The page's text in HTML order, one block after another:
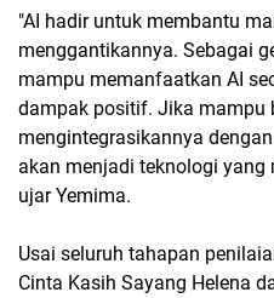
"AI hadir untuk membantu
menggantikannya. Sebagai
mampu memanfaatkan AI
dampak positif. Jika mampu
mengintegrasikannya
akan menjadi teknologi
ujar Yemima.
Usai seluruh tahapan
Cinta Kasih Sayang Helena